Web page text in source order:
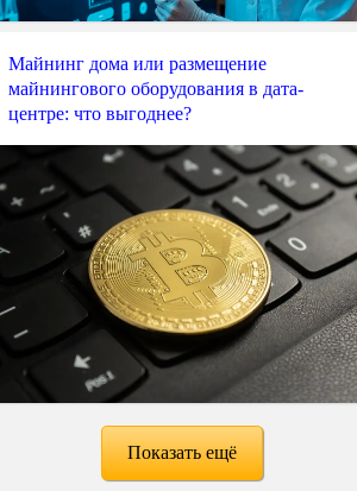
Майнинг дома или размещение
майнингового оборудования в дата-
центре: что выгоднее?
Показать ещё